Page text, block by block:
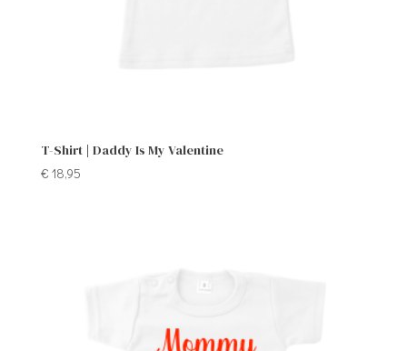
T-Shirt | Daddy Is My Valentine
€ 18,95